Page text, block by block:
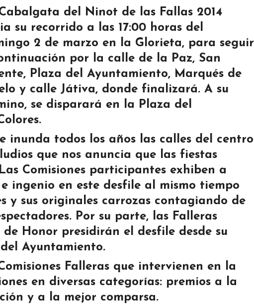
del Ninot de las Fallas 2014
su recorrido a las 17:00 horas del
2 de marzo en la Glorieta, para seguir
por la calle de la Paz, San
Plaza del Ayuntamiento, Marqués de
y calle Játiva, donde finalizará. A su
se disparará en la Plaza del
inunda todos los años las calles del centro
que nos anuncia que las fiestas
Comisiones participantes exhiben a
ingenio en este desfile al mismo tiempo
y sus originales carrozas contagiando de
Por su parte, las Falleras
de Honor presidirán el desfile desde su
Ayuntamiento.
Falleras que intervienen en la
en diversas categorías: premios a la
y a la mejor comparsa.